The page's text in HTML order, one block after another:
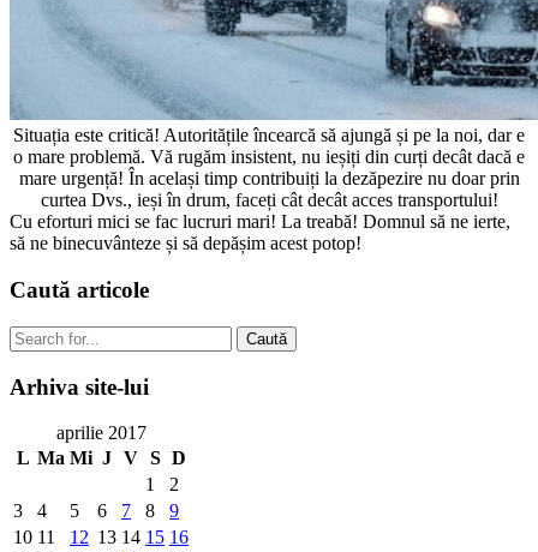
Situația este critică! Autoritățile încearcă să ajungă și pe la noi, dar e
o mare problemă. Vă rugăm insistent, nu ieșiți din curți decât dacă e
mare urgență! În același timp contribuiți la dezăpezire nu doar prin
curtea Dvs., ieși în drum, faceți cât decât acces transportului!
Cu eforturi mici se fac lucruri mari! La treabă! Domnul să ne ierte,
să ne binecuvânteze și să depășim acest potop!
Caută articole
Caută
Arhiva site-lui
aprilie 2017
L Ma Mi J V S D
1
2
3
4 5 6 7 8
9
10 11 12 13 14 15 16